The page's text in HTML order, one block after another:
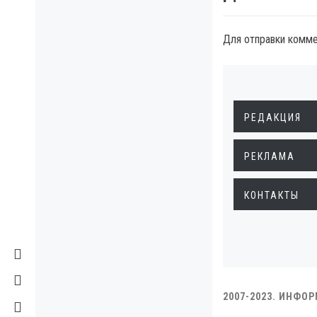
Для отправки
РЕДАКЦИЯ
РЕКЛАМА
КОНТАКТЫ
2007-2023.